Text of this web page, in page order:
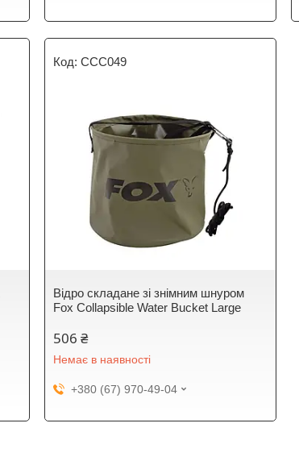
CCC049
Відро складане зі знімним шнуром
Fox Collapsible Water Bucket Large
506 ₴
Немає в наявності
+380 (67) 970-49-04